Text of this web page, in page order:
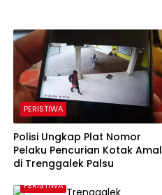
PERISTIWA
Polisi Ungkap Plat Nomor
Pelaku Pencurian Kotak Amal
di Trenggalek Palsu
PERISTIWA